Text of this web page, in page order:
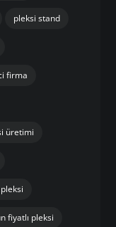
pleksi stand
firma
üretimi
fiyatlı pleksi